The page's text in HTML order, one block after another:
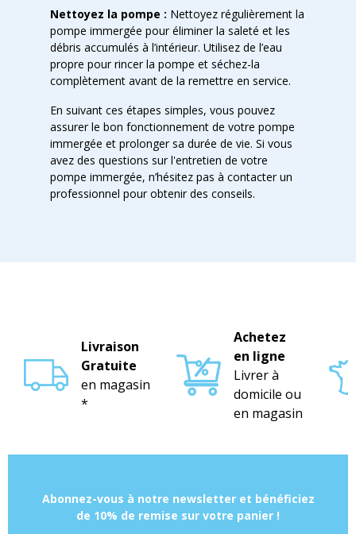
Nettoyez la pompe : Nettoyez régulièrement la
pompe immergée pour éliminer la saleté et les
débris accumulés à l’intérieur. Utilisez de l’eau
propre pour rincer la pompe et séchez-la
complètement avant de la remettre en service.
En suivant ces étapes simples, vous pouvez
assurer le bon fonctionnement de votre pompe
immergée et prolonger sa durée de vie. Si vous
avez des questions sur l'entretien de votre
pompe immergée, n’hésitez pas à contacter un
professionnel pour obtenir des conseils.
Livraison
Gratuite
en magasin
*
Achetez
en ligne
Livrer à
domicile ou
en magasin
Abonnez-vous à notre newsletter et bénéficiez
de 10% de remise sur votre panier !